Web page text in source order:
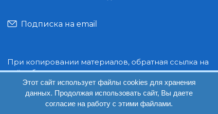
При копировании материалов, обратная ссылка на
сайт обязательна.
© Руссрыбалка: 2018-2026
Подписка на email
Этот сайт использует файлы cookies для хранения
данных. Продолжая использовать сайт, Вы даете
согласие на работу с этими файлами.